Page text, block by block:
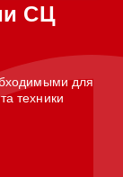
СЦ
для
техники